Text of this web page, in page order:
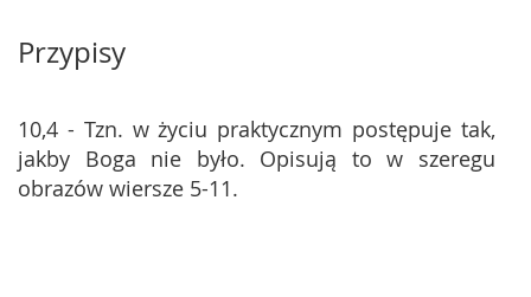
Przypisy
10,4 - Tzn. w życiu praktycznym postępuje tak,
jakby Boga nie było. Opisują to w szeregu
obrazów wiersze 5-11.